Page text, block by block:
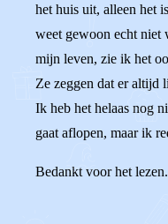
het huis uit, alleen het
weet gewoon echt niet
mijn leven, zie ik het
Ze zeggen dat er altijd
Ik heb het helaas nog
gaat aflopen, maar ik
Bedankt voor het lezen.